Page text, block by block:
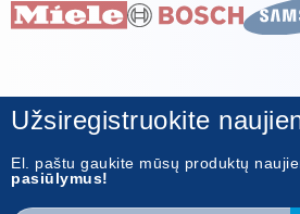
Užsiregistruokite
El. paštu gaukite mūsų produktų
pasiūlymus!